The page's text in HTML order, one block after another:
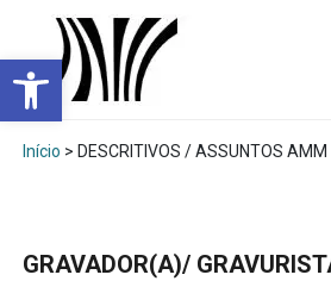
Abrir a barra de
Início > DESCRITIVOS / ASSUNTOS AMM
GRAVADOR(A)/